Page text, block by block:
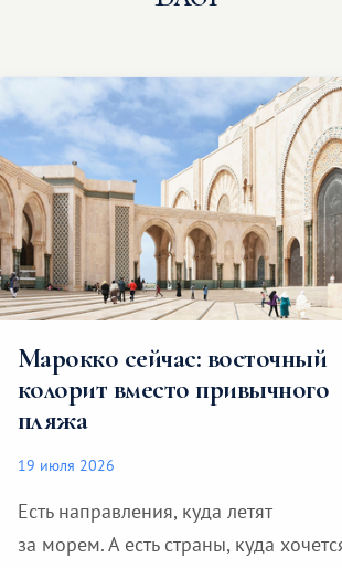
Марокко сейчас: восточный
колорит вместо привычного
пляжа
19 июля 2026
Есть направления, куда летят
за морем. А есть страны, куда